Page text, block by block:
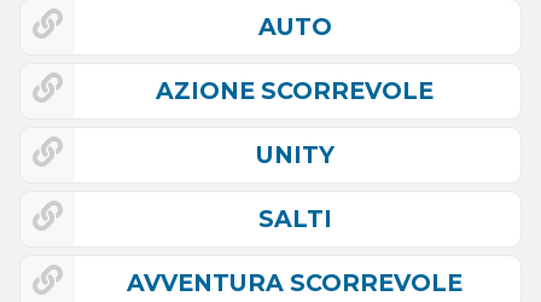
AUTO
AZIONE SCORREVOLE
UNITY
SALTI
AVVENTURA SCORREVOLE